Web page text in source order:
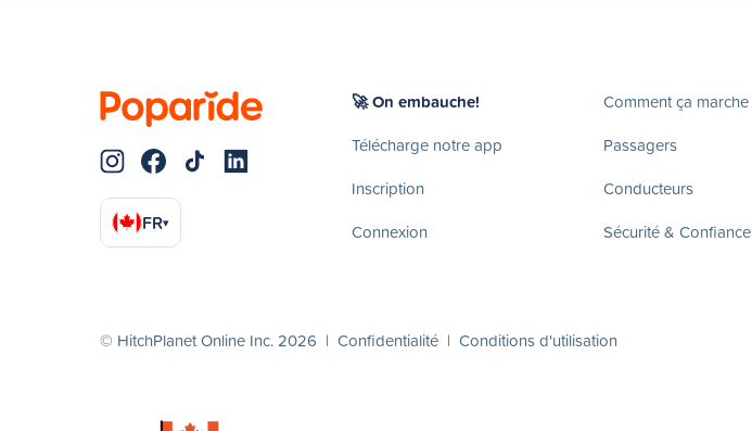
FR▾
🚀 On embauche!
Télécharge notre app
Inscription
Connexion
Comment ça marche
Passagers
Conducteurs
Sécurité & Confiance
© HitchPlanet Online Inc. 2026 | Confidentialité | Conditions d'utilisation